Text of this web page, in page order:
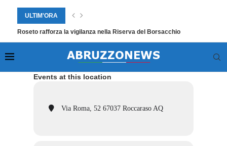
ULTIM'ORA
Roseto rafforza la vigilanza nella Riserva del Borsacchio
Events at this location
Via Roma, 52 67037 Roccaraso AQ